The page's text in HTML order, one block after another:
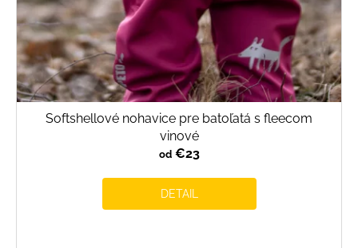
Softshellové nohavice pre batoľatá s fleecom
vinové
od€23
DETAIL